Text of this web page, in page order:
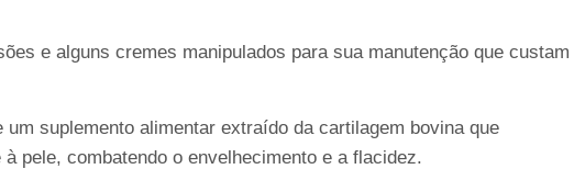
e alguns cremes manipulados para sua manutenção que custam
um suplemento alimentar extraído da cartilagem bovina que
pele, combatendo o envelhecimento e a flacidez.